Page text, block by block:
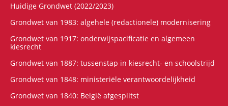
Huidige Grondwet (2022/2023)
Grondwet van 1983: algehele (redactionele) modernisering
Grondwet van 1917: onderwijspacificatie en algemeen
kiesrecht
Grondwet van 1887: tussenstap in kiesrecht- en schoolstrijd
Grondwet van 1848: ministeriële verantwoordelijkheid
Grondwet van 1840: België afgesplitst